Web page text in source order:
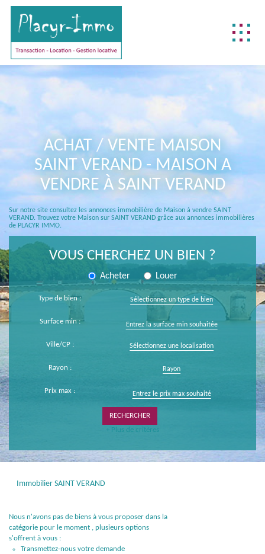
NOTRE DIFFÉRENCE
NOS MÉTIERS
BIENS DÉJÀ VENDUS
REJOIGNEZ-NOUS !
CONTACTEZ-NOUS !
ACCÈS CLIENT
FNAIM
ACHAT / VENTE MAISON
SAINT VERAND - MAISON A
VENDRE À SAINT VERAND
Sur notre site consultez les annonces immobilière de Maison à vendre SAINT
VERAND. Trouvez votre Maison sur SAINT VERAND grâce aux annonces immobilières
de PLACYR IMMO.
VOUS CHERCHEZ UN BIEN ?
Acheter Louer
Type de bien : Sélectionnez un type de bien
Surface min :
Ville/CP : Sélectionnez une localisation
Rayon : Rayon
Prix max :
+ Plus de critères
Immobilier SAINT VERAND
Nous n'avons pas de biens à vous proposer dans la
catégorie pour le moment , plusieurs options
s'offrent à vous :
Transmettez-nous votre demande